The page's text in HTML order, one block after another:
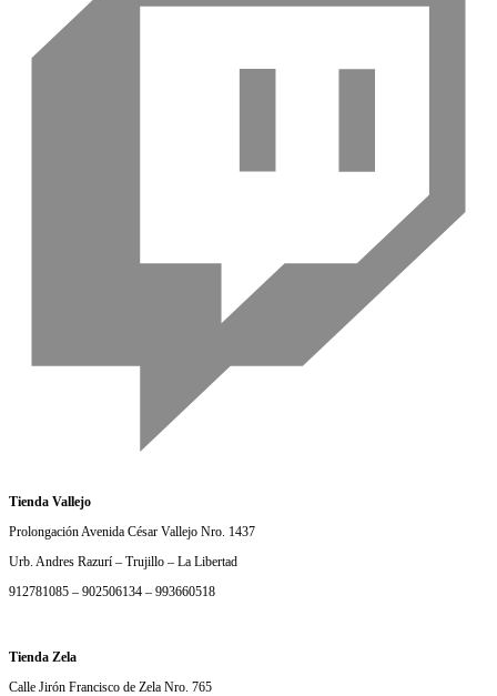
Tienda Vallejo
Prolongación Avenida César Vallejo Nro. 1437
Urb. Andres Razurí – Trujillo – La Libertad
912781085 – 902506134 – 993660518
Tienda Zela
Calle Jirón Francisco de Zela Nro. 765